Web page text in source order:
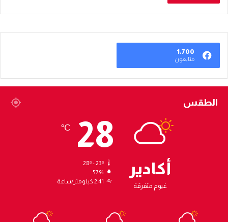
1٬700
متابعون
الطقس
أكادير
غيوم متفرقة
28
℃
57%
2.41 كيلومتر/ساعة